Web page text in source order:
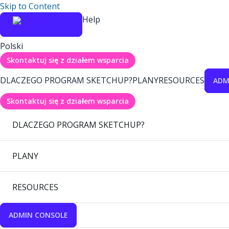
Skip to Content
Help
Polski
Skontaktuj się z działem wsparcia
DLACZEGO PROGRAM SKETCHUP?PLANYRESOURCES
Skontaktuj się z działem wsparcia
DLACZEGO PROGRAM SKETCHUP?
PLANY
RESOURCES
ADMIN CONSOLE